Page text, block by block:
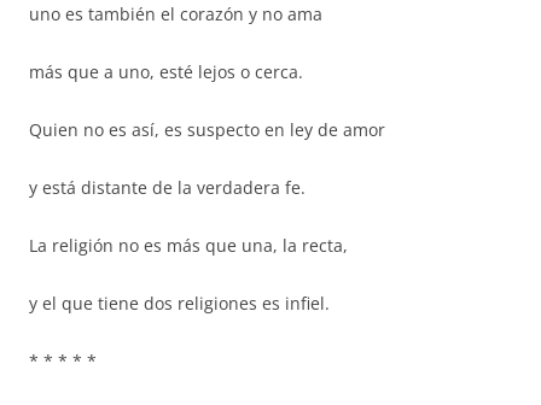
uno es también el corazón y no ama
más que a uno, esté lejos o cerca.
Quien no es así, es suspecto en ley de amor
y está distante de la verdadera fe.
La religión no es más que una, la recta,
y el que tiene dos religiones es infiel.
* * * * *